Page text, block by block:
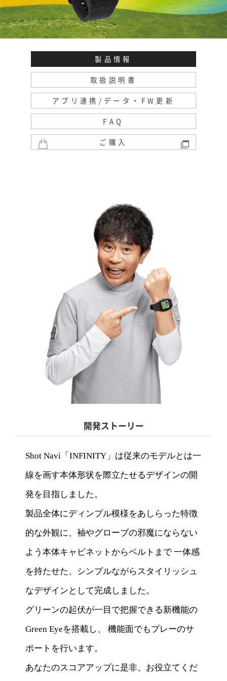
製品情報
取扱説明書
アプリ連携/データ・FW更新
FAQ
ご購入
開発ストーリー
Shot Navi「INFINITY」は従来のモデルとは一
線を画す本体形状を際立たせるデザインの開
発を目指しました。
製品全体にディンプル模様をあしらった特徴
的な外観に、袖やグローブの邪魔にならない
よう本体キャビネットからベルトまで 一体感
を持たせた、シンプルながらスタイリッシュ
なデザインとして完成しました。
グリーンの起伏が一目で把握できる新機能の
Green Eyeを搭載し、 機能面でもプレーのサ
ポートを行います。
あなたのスコアアップに是非、お役立てくだ